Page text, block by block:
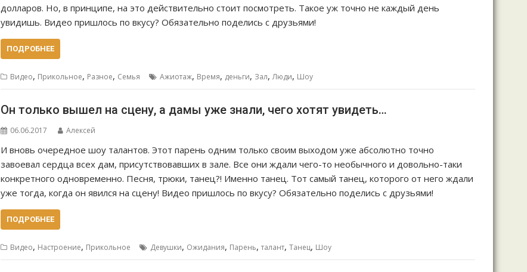
долларов. Но, в принципе, на это действительно стоит посмотреть. Такое уж точно не каждый день
увидишь. Видео пришлось по вкусу? Обязательно поделись с друзьями!
ПОДРОБНЕЕ
Видео, Прикольное, Разное, Семья Ажиотаж, Время, деньги, Зал,Люди, Шоу
Он только вышел на сцену, а дамы уже знали, чего хотят увидеть…
06.06.2017 Алексей
И вновь очередное шоу талантов. Этот парень одним только своим выходом уже абсолютно точно
завоевал сердца всех дам, присутствовавших в зале. Все они ждали чего-то необычного и довольно-таки
конкретного одновременно. Песня, трюки, танец?! Именно танец. Тот самый танец, которого от него ждали
уже тогда, когда он явился на сцену! Видео пришлось по вкусу? Обязательно поделись с друзьями!
ПОДРОБНЕЕ
Видео, Настроение, Прикольное Девушки, Ожидания, Парень,талант,Танец, Шоу